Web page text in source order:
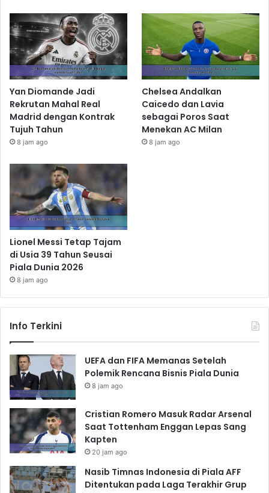
Yan Diomande Jadi
Rekrutan Mahal Real
Madrid dengan Kontrak
Tujuh Tahun
8 jam ago
Chelsea Andalkan
Caicedo dan Lavia
sebagai Poros Saat
Menekan AC Milan
8 jam ago
Lionel Messi Tetap Tajam
di Usia 39 Tahun Seusai
Piala Dunia 2026
8 jam ago
Info Terkini
UEFA dan FIFA Memanas Setelah
Polemik Rencana Bisnis Piala Dunia
8 jam ago
Cristian Romero Masuk Radar Arsenal
Saat Tottenham Enggan Lepas Sang
Kapten
20 jam ago
Nasib Timnas Indonesia di Piala AFF
Ditentukan pada Laga Terakhir Grup